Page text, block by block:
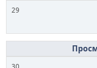
29